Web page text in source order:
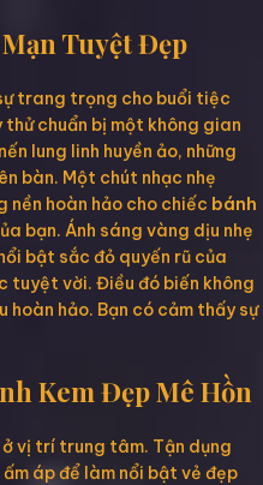
Tuyệt Đẹp
trang trọng cho buổi tiệc
chuẩn bị một không gian
lung linh huyền ảo, những
bàn. Một chút nhạc nhẹ
nền hoàn hảo cho chiếc bánh
bạn. Ánh sáng vàng dịu nhẹ
bật sắc đỏ quyến rũ của
tuyệt vời. Điều đó biến không
hảo. Bạn có cảm thấy sự
Kem Đẹp Mê Hồn
vị trí trung tâm. Tận dụng
áp để làm nổi bật vẻ đẹp